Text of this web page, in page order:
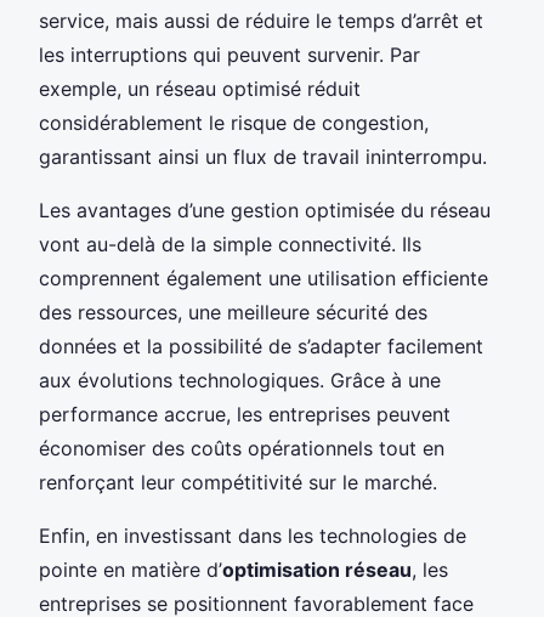
service, mais aussi de réduire le temps d’arrêt et
les interruptions qui peuvent survenir. Par
exemple, un réseau optimisé réduit
considérablement le risque de congestion,
garantissant ainsi un flux de travail ininterrompu.
Les avantages d’une gestion optimisée du réseau
vont au-delà de la simple connectivité. Ils
comprennent également une utilisation efficiente
des ressources, une meilleure sécurité des
données et la possibilité de s’adapter facilement
aux évolutions technologiques. Grâce à une
performance accrue, les entreprises peuvent
économiser des coûts opérationnels tout en
renforçant leur compétitivité sur le marché.
Enfin, en investissant dans les technologies de
pointe en matière d’optimisation réseau, les
entreprises se positionnent favorablement face